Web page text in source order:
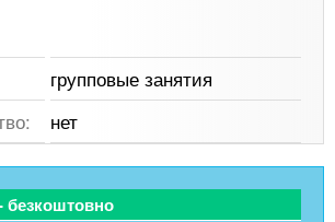
групповые занятия
нет